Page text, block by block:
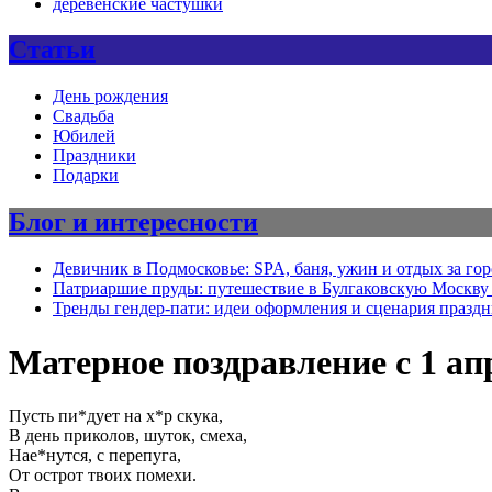
Статьи
День рождения
Свадьба
Юбилей
Праздники
Подарки
Блог и интересности
Девичник в Подмосковье: SPA, баня, ужин и отдых за
Патриаршие пруды: путешествие в Булгаковскую Москву
Тренды гендер-пати: идеи оформления и сценария
Матерное поздравление с 1
Пусть пи*дует на х*р скука,
В день приколов, шуток, смеха,
Нае*нутся, с перепуга,
От острот твоих помехи.